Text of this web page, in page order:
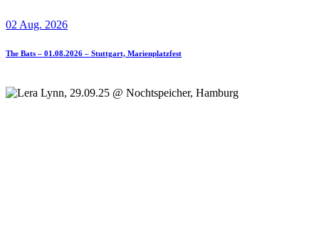
02 Aug. 2026
The Bats – 01.08.2026 – Stuttgart, Marienplatzfest